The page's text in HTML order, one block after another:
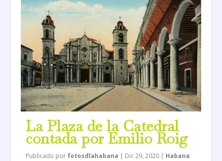
La Plaza de la Catedral
contada por Emilio Roig
Publicado por fotosdlahabana | Dic 29, 2020 | Habana